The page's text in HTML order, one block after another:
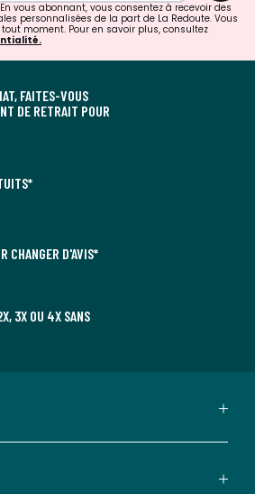
vous abonnant, vous consentez à recevoir des
personnalisées de la part de La Redoute. Vous
moment. Pour en savoir plus, consultez
FAITES-VOUS
DE RETRAIT POUR
CHANGER D'AVIS*
3X OU 4X SANS